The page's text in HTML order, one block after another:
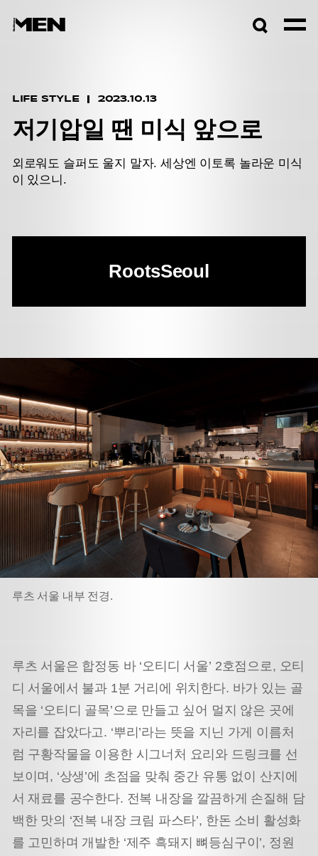
LIFE STYLE 2023.10.13
저기압일 땐 미식 앞으로
외로워도 슬퍼도 울지 말자. 세상엔 이토록 놀라운 미식
이 있으니.
RootsSeoul
루츠 서울 내부 전경.
루츠 서울은 합정동 바 ‘오티디 서울’ 2호점으로, 오티
디 서울에서 불과 1분 거리에 위치한다. 바가 있는 골
목을 ‘오티디 골목’으로 만들고 싶어 멀지 않은 곳에
자리를 잡았다고. ‘뿌리’라는 뜻을 지닌 가게 이름처
럼 구황작물을 이용한 시그너처 요리와 드링크를 선
보이며, ‘상생’에 초점을 맞춰 중간 유통 없이 산지에
서 재료를 공수한다. 전복 내장을 깔끔하게 손질해 담
백한 맛의 ‘전복 내장 크림 파스타’, 한돈 소비 활성화
를 고민하며 개발한 ‘제주 흑돼지 뼈등심구이’, 정원